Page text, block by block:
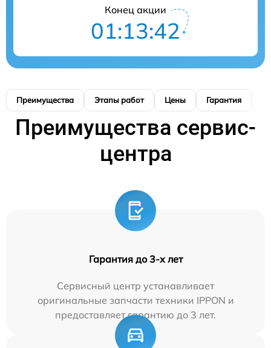
Конец акции
01:13:41
Преимущества Этапы работ Цены Гарантия
Преимущества сервис-
центра
Гарантия до 3-х лет
Сервисный центр устанавливает
оригинальные запчасти техники IPPON и
предоставляет гарантию до 3 лет.